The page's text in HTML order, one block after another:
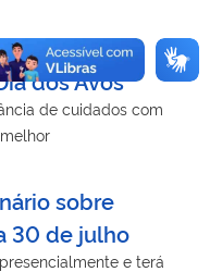
dos Avós
de cuidados com
sobre
30 de julho
e terá